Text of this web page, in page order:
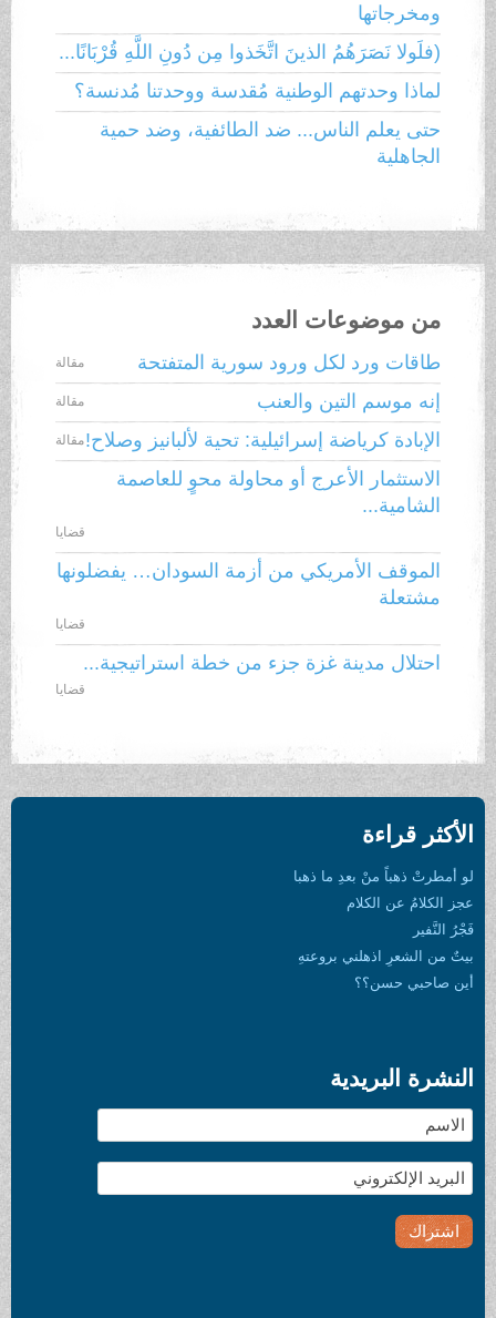
ومخرجاتها
(فلَولا نَصَرَهُمُ الذينَ اتَّخَذوا مِن دُونِ اللَّهِ قُرْبَانًا...
لماذا وحدتهم الوطنية مُقدسة ووحدتنا مُدنسة؟
حتى يعلم الناس... ضد الطائفية، وضد حمية
الجاهلية
من موضوعات العدد
طاقات ورد لكل ورود سورية المتفتحة مقالة
إنه موسم التين والعنب مقالة
الإبادة كرياضة إسرائيلية: تحية لألبانيز وصلاح!مقالة
الاستثمار الأعرج أو محاولة محوٍ للعاصمة
الشامية...
قضايا
الموقف الأمريكي من أزمة السودان… يفضلونها
مشتعلة
قضايا
احتلال مدينة غزة جزء من خطة استراتيجية...
قضايا
الأكثر قراءة
لو أمطرتْ ذهباً منْ بعدِ ما ذهبا
عجز الكلامُ عن الكلام
فَجْرُ النَّفير
بيتٌ من الشعرِ اذهلني بروعتهِ
أين صاحبي حسن؟؟
النشرة البريدية